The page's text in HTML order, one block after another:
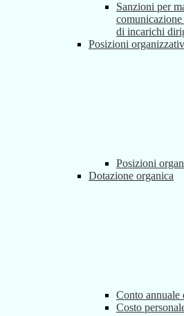
Sanzioni per
di incarichi
Posizioni
Posizioni
Dotazione organica
Conto annuale
Costo